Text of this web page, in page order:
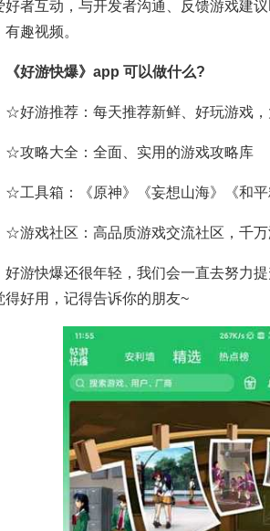
好者互动，与开发者沟通、反馈游戏建
有趣视频。
《好游快爆》app 可以做什么?
☆好游推荐：每天推荐新鲜、好玩游戏
☆攻略大全：全面、实用的游戏攻略库
☆工具箱：《原神》《妄想山海》《和
☆游戏社区：高品质游戏交流社区，千
好游快爆还很年轻，我们会一直去努力
得好用，记得告诉你的朋友~